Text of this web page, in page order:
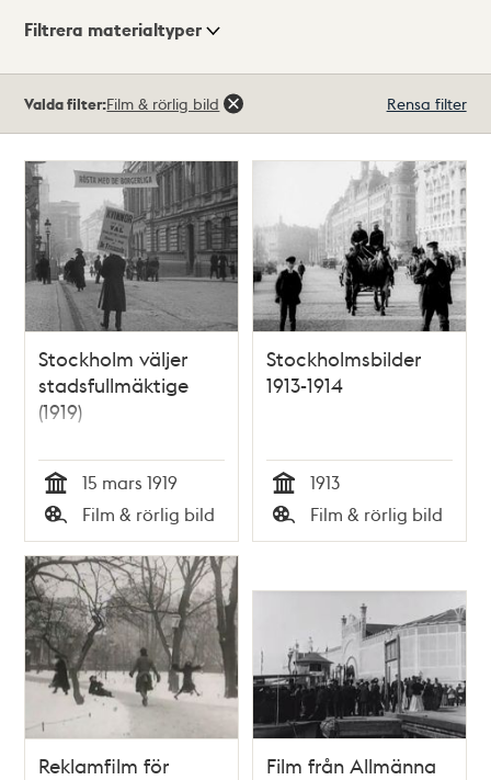
Visningsläge
Filtrera materialtyper
träffar
Valda filter:Film & rörlig bild Rensa filter
Stockholm väljer
stadsfullmäktige
(1919)
Tid
15 mars 1919
Typ
Film & rörlig bild
Stockholmsbilder
1913-1914
Tid
1913
Typ
Film & rörlig bild
Reklamfilm för
Film från Allmänna